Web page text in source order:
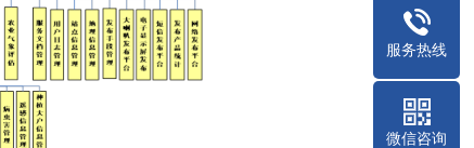
服务热线
微信咨询